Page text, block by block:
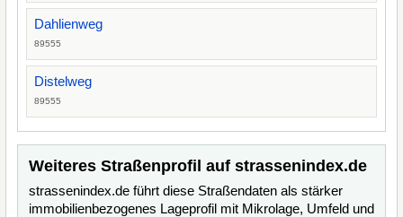
Dahlienweg
89555
Distelweg
89555
Weiteres Straßenprofil auf strassenindex.de
strassenindex.de führt diese Straßendaten als stärker
immobilienbezogenes Lageprofil mit Mikrolage, Umfeld und